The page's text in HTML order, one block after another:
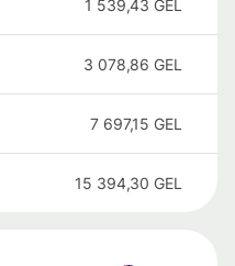
1 539,43 GEL
3 078,86 GEL
7 697,15 GEL
15 394,30 GEL